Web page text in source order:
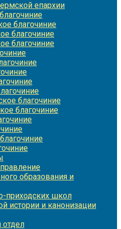
епархии
благочиние
благочиние
благочиние
благочиние
благочиние
образования и
приходских школ
истории и канонизации
отдел